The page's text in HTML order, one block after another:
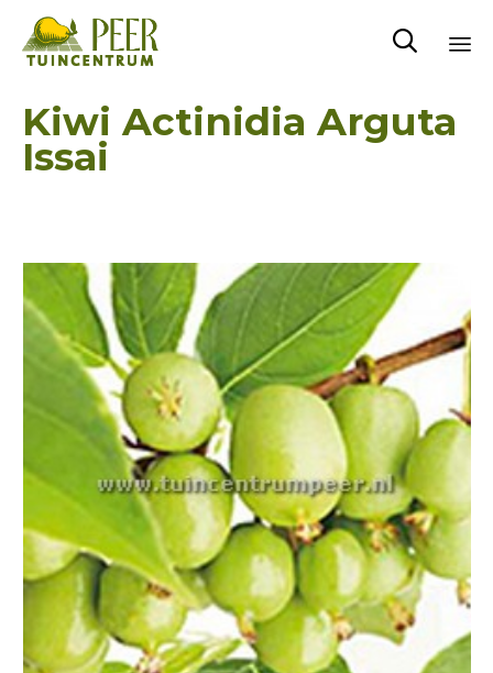

Kiwi Actinidia Arguta
Issai